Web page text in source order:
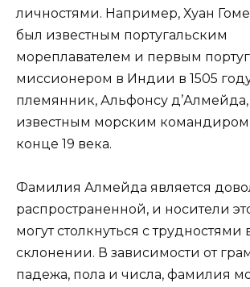
личностями. Например, Хуан
был известным португальским
мореплавателем и первым
миссионером в Индии в 1505
племянник, Альфонсу д’Алмейда,
известным морским
конце 19 века.
Фамилия Алмейда является
распространенной, и носители
могут столкнуться с
склонении. В зависимости от
падежа, пола и числа, фамилия